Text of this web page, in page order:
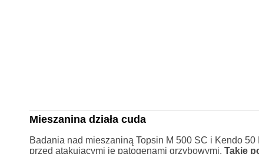
Mieszanina działa cuda
Badania nad mieszaniną Topsin M 500 SC i Kendo
przed atakującymi je patogenami grzybowymi. Takie